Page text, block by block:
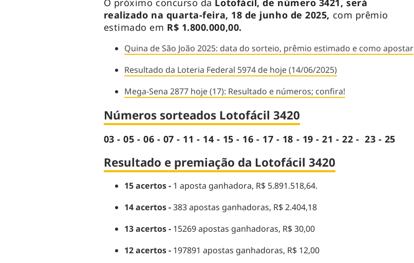
O próximo concurso da Lotofácil, de número 3421, será
realizado na quarta-feira, 18 de junho de 2025, com prêmio
estimado em R$ 1.800.000,00.
Quina de São João 2025: data do sorteio, prêmio estimado e como apostar
Resultado da Loteria Federal 5974 de hoje (14/06/2025)
Mega-Sena 2877 hoje (17): Resultado e números; confira!
Números sorteados Lotofácil 3420
03 - 05 - 06 - 07 - 11 - 14 - 15 - 16 - 17 - 18 - 19 - 21 - 22 - 23 - 25
Resultado e premiação da Lotofácil 3420
15 acertos - 1 aposta ganhadora, R$ 5.891.518,64.
14 acertos -383 apostas ganhadoras, R$ 2.404,18
13 acertos - 15269 apostas ganhadoras, R$ 30,00
12 acertos -197891 apostas ganhadoras, R$ 12,00